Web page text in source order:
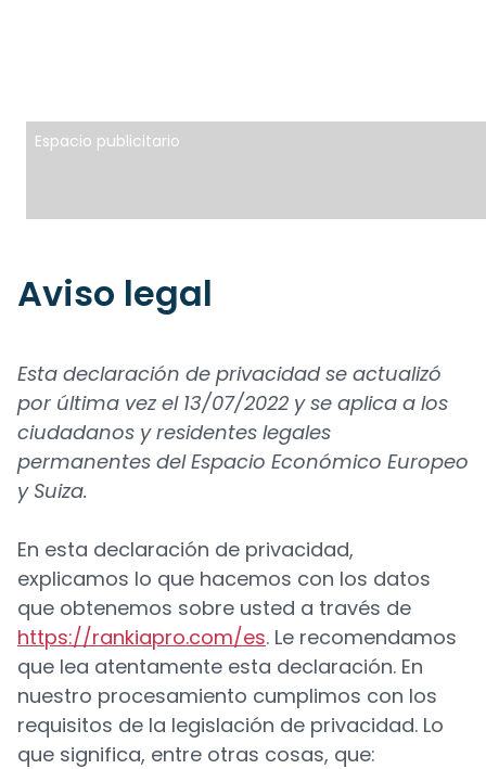
Espacio publicitario
Aviso legal
Esta declaración de privacidad se actualizó
por última vez el 13/07/2022 y se aplica a los
ciudadanos y residentes legales
permanentes del Espacio Económico Europeo
y Suiza.
En esta declaración de privacidad,
explicamos lo que hacemos con los datos
que obtenemos sobre usted a través de
https://rankiapro.com/es. Le recomendamos
que lea atentamente esta declaración. En
nuestro procesamiento cumplimos con los
requisitos de la legislación de privacidad. Lo
que significa, entre otras cosas, que: